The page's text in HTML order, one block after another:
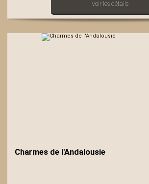
Voir les détails
Charmes de l'Andalousie